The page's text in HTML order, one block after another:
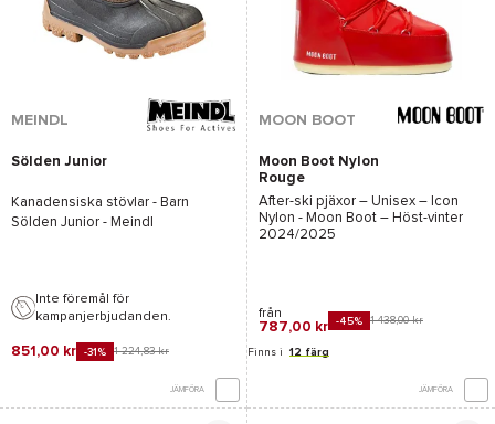
MEINDL
Sölden Junior
Kanadensiska stövlar - Barn
Sölden Junior - Meindl
Inte föremål för
kampanjerbjudanden.
851,00 kr -31% 1 224,83 kr
JÄMFÖRA
MOON BOOT
Moon Boot Nylon
Rouge
After-ski pjäxor – Unisex – Icon
Nylon - Moon Boot – Höst-vinter
2024/2025
från
787,00 kr -45% 1 438,00 kr
Finns i 12 färg
JÄMFÖRA